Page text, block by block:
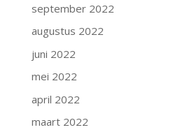
september 2022
augustus 2022
juni 2022
mei 2022
april 2022
maart 2022